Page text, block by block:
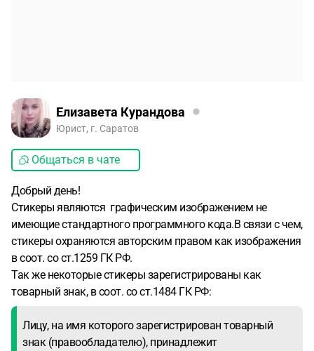
Елизавета Курандова
Юрист, г. Саратов
Общаться в чате
Добрый день!
Стикеры являются графическим изображением не
имеющие стандартного программного кода.В связи с чем,
стикеры охраняются авторским правом как изображения
в соот. со ст.1259 ГК РФ.
Так же некоторые стикеры зарегистрированы как
товарный знак, в соот. со ст.1484 ГК РФ:
Лицу, на имя которого зарегистрирован товарный
знак (правообладателю), принадлежит